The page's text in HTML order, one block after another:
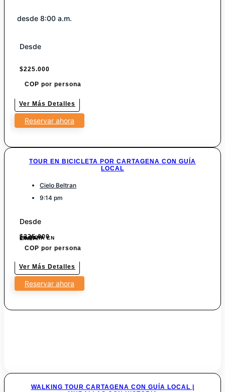
desde 8:00 a.m.
Desde
$225.000
COP por persona
Ver Más Detalles
Reservar ahora
TOUR EN BICICLETA POR CARTAGENA CON GUÍA
LOCAL
Cielo Beltran
9:14 pm
Desde
$225.000
7% POR COMPRA EN LINEA.
COP por persona
Ver Más Detalles
Reservar ahora
WALKING TOUR CARTAGENA CON GUÍA LOCAL |